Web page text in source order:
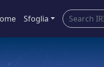
Sfoglia